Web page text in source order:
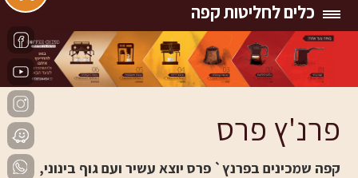
כלים לחליטות קפה
פרנ'ץ פרס
קפה שמכינים בפרנץ` פרס יוצא עשיר ועם גוף בינוני,